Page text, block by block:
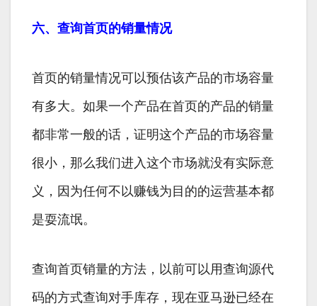
六、查询首页的销量情况
首页的销量情况可以预估该产品的市场容量
有多大。如果一个产品在首页的产品的销量
都非常一般的话，证明这个产品的市场容量
很小，那么我们进入这个市场就没有实际意
义，因为任何不以赚钱为目的的运营基本都
是耍流氓。
查询首页销量的方法，以前可以用查询源代
码的方式查询对手库存，现在亚马逊已经在